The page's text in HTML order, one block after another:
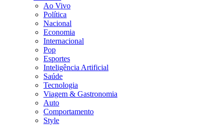
Ao Vivo
Política
Nacional
Economia
Internacional
Pop
Esportes
Inteligência Artificial
Saúde
Tecnologia
Viagem & Gastronomia
Auto
Comportamento
Style